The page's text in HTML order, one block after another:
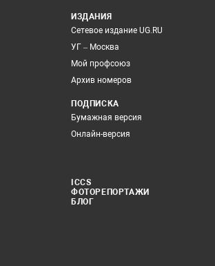
ИЗДАНИЯ
Сетевое издание UG.RU
УГ – Москва
Мой профсоюз
Архив номеров
ПОДПИСКА
Бумажная версия
Онлайн-версия
ICCS
ФОТОРЕПОРТАЖИ
БЛОГ